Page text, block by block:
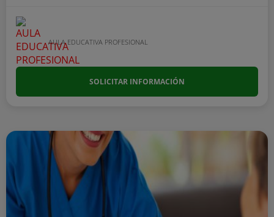
AULA EDUCATIVA PROFESIONAL
SOLICITAR INFORMACIÓN